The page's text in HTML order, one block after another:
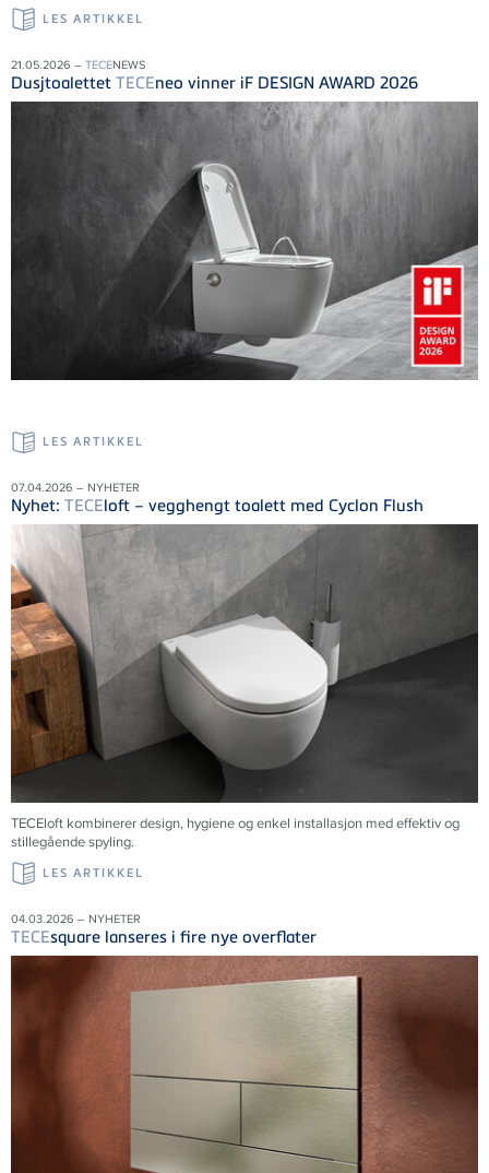
LES ARTIKKEL
21.05.2026 – TECENEWS
Dusjtoalettet TECEneo vinner iF DESIGN AWARD 2026
LES ARTIKKEL
07.04.2026 – NYHETER
Nyhet: TECEloft – vegghengt toalett med Cyclon Flush
TECEloft kombinerer design, hygiene og enkel installasjon med effektiv og
stillegående spyling.
LES ARTIKKEL
04.03.2026 – NYHETER
TECEsquare lanseres i fire nye overflater